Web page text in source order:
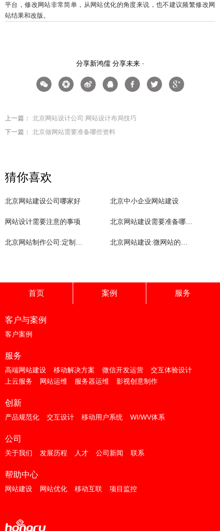
平台，修改网站非常简单，从网站优化的角度来说，也不建议频繁修改网
站结果和改版。
分享新鸿儒 分享未来 ·
上一篇： 北京网站设计公司:网站设计布局技巧
下一篇： 北京做网站需要准备哪些资料
猜你喜欢
北京网站建设公司哪家好 北京中小企业网站建设
网站设计需要注意的事项
首页 案例 服务
客户与案例
客户案例
服务
高端网站建设 移动解决方案 微信开发运营
交互体验设计
上云服务
网站运维 服务器运维 影视创意制作
创新
产品规范化 交互设计 移动用户系统 WI/WV体系
公司
关于我们 发展历程 人才 公司新闻 联系
帮助中心
网站建设 网站优化 移动互联 项目监控